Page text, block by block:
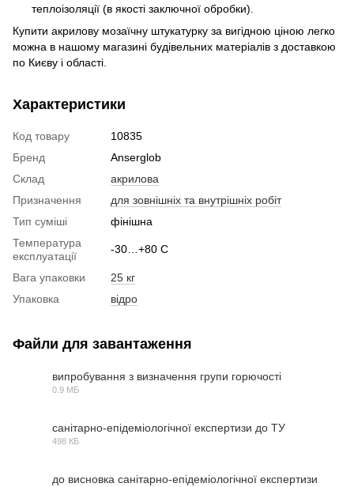
теплоізоляції (в якості заключної обробки).
Купити акрилову мозаїчну штукатурку за вигідною ціною легко
можна в нашому магазині будівельних матеріалів з доставкою
по Києву і області.
Характеристики
Код товару
10835
Бренд
Anserglob
Склад
акрилова
Призначення
для зовнішніх та внутрішніх робіт
Тип суміші
фінішна
Температура
експлуатації
-30…+80 С
Вага упаковки
25 кг
Упаковка
відро
Файли для завантаження
випробування з визначення групи горючості
0.9 МБ
санітарно-епідеміологічної експертизи до ТУ
498 КБ
до висновка санітарно-епідеміологічної експертизи